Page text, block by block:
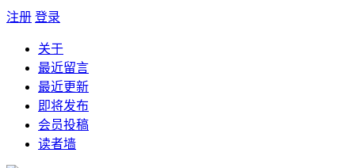
注册 登录
关于
最近留言
最近更新
即将发布
会员投稿
读者墙